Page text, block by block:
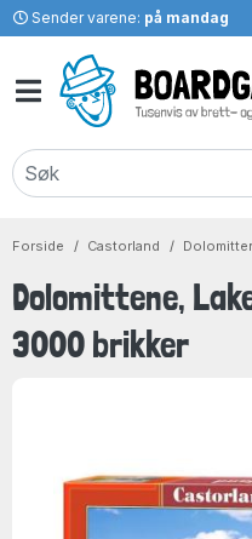
Sender varene: på mandag
Forside Castorland
Dolomittene,
3000 brikker